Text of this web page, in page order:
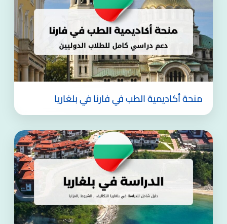
منحة أكاديمية الطب في فارنا في بلغاريا